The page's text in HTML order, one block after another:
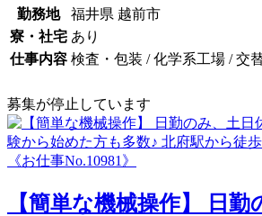
勤務地
福井県 越前市
寮・社宅 あり
仕事内容 検査・包装 / 化学系工場 / 交
募集が停止しています
【簡単な機械操作】 日